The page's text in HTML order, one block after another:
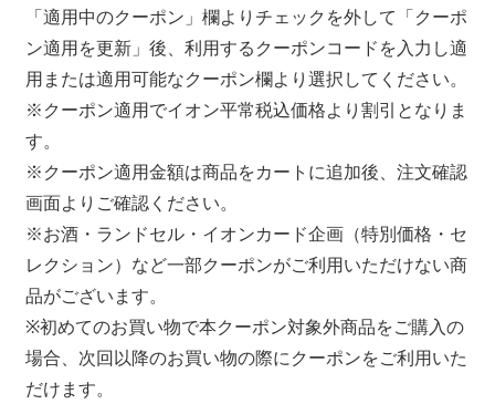
「適用中のクーポン」欄よりチェックを外して「クーポ
ン適用を更新」後、利用するクーポンコードを入力し適
用または適用可能なクーポン欄より選択してください。
※クーポン適用でイオン平常税込価格より割引となりま
す。
※クーポン適用金額は商品をカートに追加後、注文確認
画面よりご確認ください。
※お酒・ランドセル・イオンカード企画（特別価格・セ
レクション）など一部クーポンがご利用いただけない商
品がございます。
※初めてのお買い物で本クーポン対象外商品をご購入の
場合、次回以降のお買い物の際にクーポンをご利用いた
だけます。